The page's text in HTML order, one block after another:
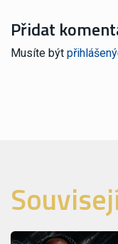
Přidat
Musíte být